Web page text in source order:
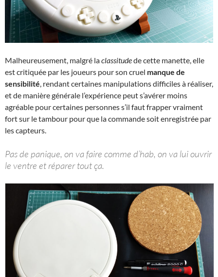
Malheureusement, malgré laclassitudede cette manette, elle
est critiquée par les joueurs pour son cruel manque de
sensibilité , rendant certaines manipulations difficiles à réaliser,
et de manière générale l’expérience peut s’avérer moins
agréable pour certaines personnes s’il faut frapper vraiment
fort sur le tambour pour que la commande soit enregistrée par
les capteurs.
Pas de panique, on va faire comme d’hab, on va lui ouvrir
le ventre et réparer tout ça.